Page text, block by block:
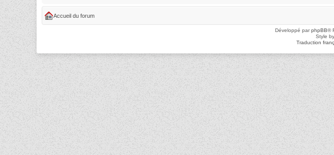
Accueil du forum
Développé parphpBB®
Style by
Traduction